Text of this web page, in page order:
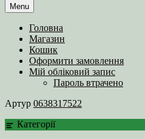
Menu
Головна
Магазин
Кошик
Оформити замовлення
Мій обліковий запис
Пароль втрачено
Артур 0638317522
Категорії